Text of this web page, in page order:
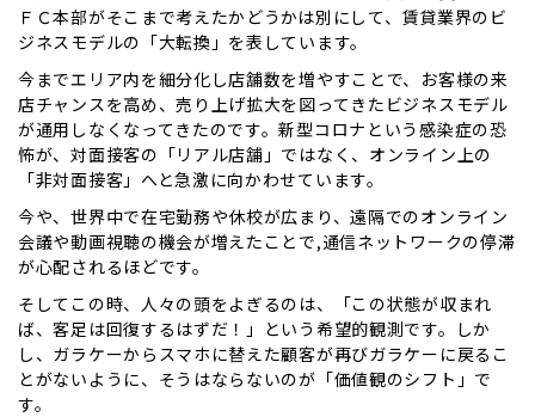
ＦＣ本部がそこまで考えたかどうかは別にして、賃貸業界のビ
ジネスモデルの「大転換」を表しています。
今までエリア内を細分化し店舗数を増やすことで、お客様の来
店チャンスを高め、売り上げ拡大を図ってきたビジネスモデル
が通用しなくなってきたのです。新型コロナという感染症の恐
怖が、対面接客の「リアル店舗」ではなく、オンライン上の
「非対面接客」へと急激に向かわせています。
今や、世界中で在宅勤務や休校が広まり、遠隔でのオンライン
会議や動画視聴の機会が増えたことで,通信ネットワークの停滞
が心配されるほどです。
そしてこの時、人々の頭をよぎるのは、「この状態が収まれ
ば、客足は回復するはずだ！」という希望的観測です。しか
し、ガラケーからスマホに替えた顧客が再びガラケーに戻るこ
とがないように、そうはならないのが「価値観のシフト」で
す。